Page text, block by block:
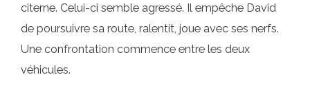
citerne. Celui-ci semble agressé. Il empêche David
de poursuivre sa route, ralentit, joue avec ses nerfs.
Une confrontation commence entre les deux
véhicules.